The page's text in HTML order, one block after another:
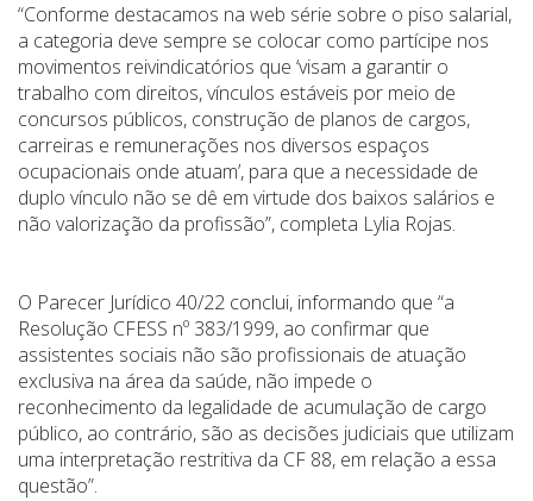
“Conforme destacamos na web série sobre o piso salarial,
a categoria deve sempre se colocar como partícipe nos
movimentos reivindicatórios que ‘visam a garantir o
trabalho com direitos, vínculos estáveis por meio de
concursos públicos, construção de planos de cargos,
carreiras e remunerações nos diversos espaços
ocupacionais onde atuam’, para que a necessidade de
duplo vínculo não se dê em virtude dos baixos salários e
não valorização da profissão”, completa Lylia Rojas.
O Parecer Jurídico 40/22 conclui, informando que “a
Resolução CFESS nº 383/1999, ao confirmar que
assistentes sociais não são profissionais de atuação
exclusiva na área da saúde, não impede o
reconhecimento da legalidade de acumulação de cargo
público, ao contrário, são as decisões judiciais que utilizam
uma interpretação restritiva da CF 88, em relação a essa
questão”.